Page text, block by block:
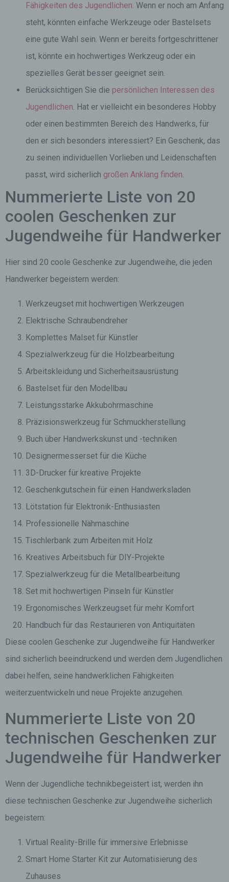
Fähigkeiten des Jugendlichen. Wenn er noch am Anfang
steht, könnten einfache Werkzeuge oder Bastelsets
eine gute Wahl sein. Wenn er bereits fortgeschrittener
ist, könnte ein hochwertiges Werkzeug oder ein
spezielles Gerät besser geeignet sein.
Berücksichtigen Sie die persönlichen Interessen des
Jugendlichen. Hat er vielleicht ein besonderes Hobby
oder einen bestimmten Bereich des Handwerks, für
den er sich besonders interessiert? Ein Geschenk, das
zu seinen individuellen Vorlieben und Leidenschaften
passt, wird sicherlich großen Anklang finden.
Nummerierte Liste von 20
coolen Geschenken zur
Jugendweihe für Handwerker
Hier sind 20 coole Geschenke zur Jugendweihe, die jeden
Handwerker begeistern werden:
Werkzeugset mit hochwertigen Werkzeugen
Elektrische Schraubendreher
Komplettes Malset für Künstler
Spezialwerkzeug für die Holzbearbeitung
Arbeitskleidung und Sicherheitsausrüstung
Bastelset für den Modellbau
Leistungsstarke Akkubohrmaschine
Präzisionswerkzeug für Schmuckherstellung
Buch über Handwerkskunst und -techniken
Designermesserset für die Küche
3D-Drucker für kreative Projekte
Geschenkgutschein für einen Handwerksladen
Lötstation für Elektronik-Enthusiasten
Professionelle Nähmaschine
Tischlerbank zum Arbeiten mit Holz
Kreatives Arbeitsbuch für DIY-Projekte
Spezialwerkzeug für die Metallbearbeitung
Set mit hochwertigen Pinseln für Künstler
Ergonomisches Werkzeugset für mehr Komfort
Handbuch für das Restaurieren von Antiquitäten
Diese coolen Geschenke zur Jugendweihe für Handwerker
sind sicherlich beeindruckend und werden dem Jugendlichen
dabei helfen, seine handwerklichen Fähigkeiten
weiterzuentwickeln und neue Projekte anzugehen.
Nummerierte Liste von 20
technischen Geschenken zur
Jugendweihe für Handwerker
Wenn der Jugendliche technikbegeistert ist, werden ihn
diese technischen Geschenke zur Jugendweihe sicherlich
begeistern:
Virtual Reality-Brille für immersive Erlebnisse
Smart Home Starter Kit zur Automatisierung des
Zuhauses